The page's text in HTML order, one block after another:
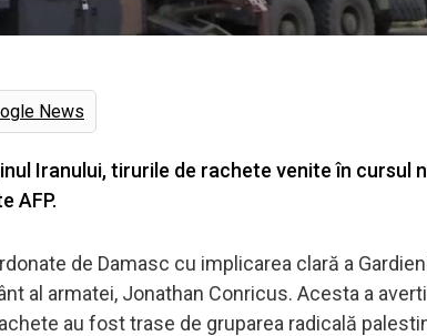
News
Iranului, tirurile de rachete venite în cursul
AFP.
de Damasc cu implicarea clară a
al armatei, Jonathan Conricus. Acesta a
au fost trase de gruparea radicală